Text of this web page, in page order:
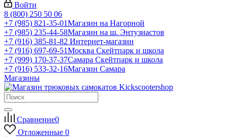
Войти
8 (800) 250 50 06
+7 (985) 821-35-01Магазин на Нагорной
+7 (985) 235-44-58Магазин на ш. Энтузиастов
+7 (916) 385-81-82 Интернет-магазин
+7 (916) 697-69-51Москва Скейтпарк и школа
+7 (999) 170-37-37Самара Скейтпарк и школа
+7 (916) 533-32-16Магазин Самара
Магазины
Сравнение0
Отложенные 0